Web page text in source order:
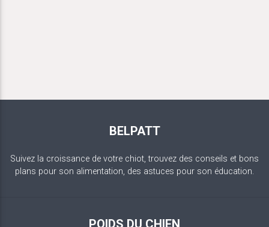
BELPATT
Suivez la croissance de votre chiot, trouvez des conseils et bons
plans pour son alimentation, des astuces pour son éducation.
POIDS DU CHIEN